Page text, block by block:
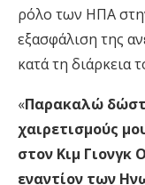
ρόλο των ΗΠΑ
εξασφάλιση της
κατά τη διάρκεια
«Παρακαλώ
χαιρετισμούς
στον Κιμ
εναντίον των